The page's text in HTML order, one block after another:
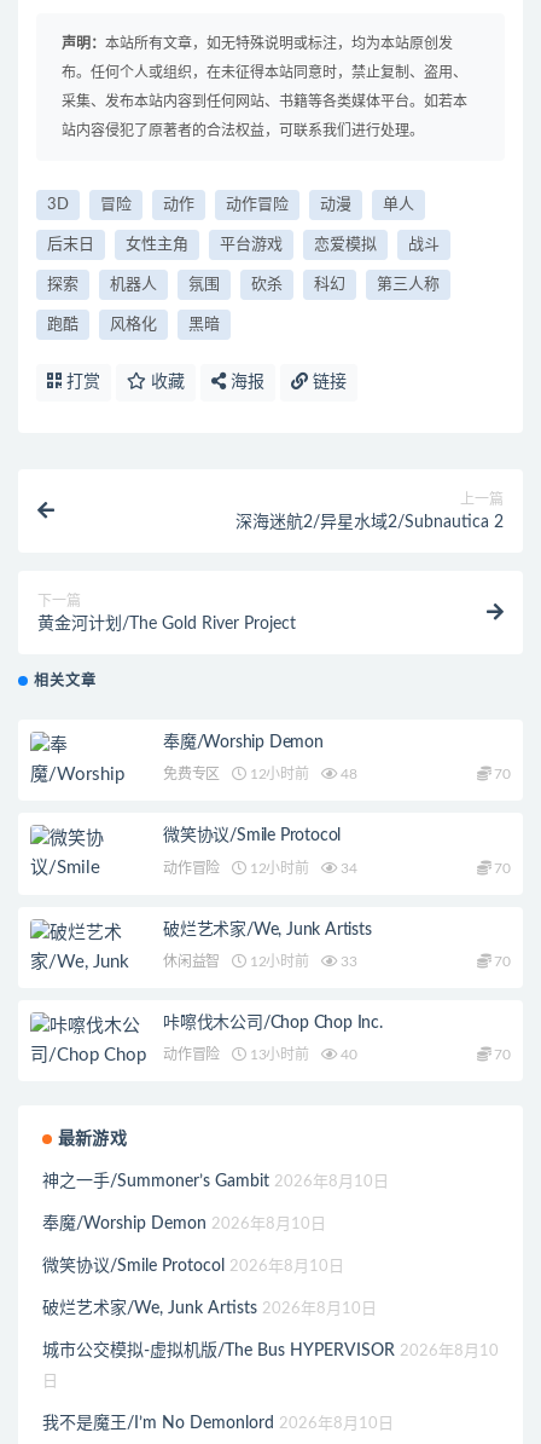
声明： 本站所有文章，如无特殊说明或标注，均为本站原创发
布。任何个人或组织，在未征得本站同意时，禁止复制、盗用、
采集、发布本站内容到任何网站、书籍等各类媒体平台。如若本
站内容侵犯了原著者的合法权益，可联系我们进行处理。
3D 冒险 动作 动作冒险 动漫 单人
后末日 女性主角 平台游戏 恋爱模拟 战斗
探索 机器人 氛围 砍杀 科幻 第三人称
跑酷 风格化 黑暗
打赏 收藏 海报 链接
上一篇
深海迷航2/异星水域2/Subnautica 2
下一篇
黄金河计划/The Gold River Project
相关文章
奉魔/Worship Demon
免费专区 12小时前 48 70
微笑协议/Smile Protocol
动作冒险 12小时前 34 70
破烂艺术家/We, Junk Artists
休闲益智 12小时前 33 70
咔嚓伐木公司/Chop Chop Inc.
动作冒险 13小时前 40 70
最新游戏
神之一手/Summoner’s Gambit 2026年8月10日
奉魔/Worship Demon 2026年8月10日
微笑协议/Smile Protocol 2026年8月10日
破烂艺术家/We, Junk Artists 2026年8月10日
城市公交模拟-虚拟机版/The Bus HYPERVISOR 2026年8月10
日
我不是魔王/I’m No Demonlord 2026年8月10日